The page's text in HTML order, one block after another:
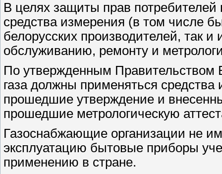
В целях защиты прав
средства измерения (в том числе
белорусских производителей, так
обслуживанию, ремонту и
По утвержденным Правительством
газа должны применяться
прошедшие утверждение и
прошедшие метрологическую
Газоснабжающие организации не
эксплуатацию бытовые приборы
применению в стране.